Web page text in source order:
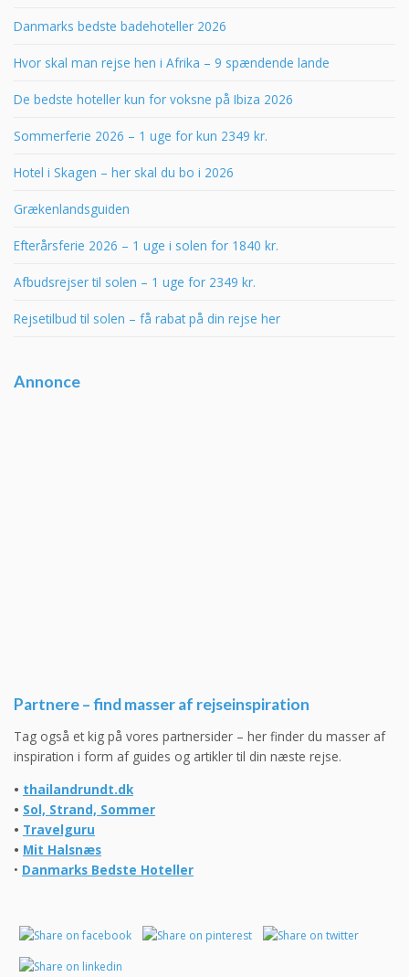
Danmarks bedste badehoteller 2026
Hvor skal man rejse hen i Afrika – 9 spændende lande
De bedste hoteller kun for voksne på Ibiza 2026
Sommerferie 2026 – 1 uge for kun 2349 kr.
Hotel i Skagen – her skal du bo i 2026
Grækenlandsguiden
Efterårsferie 2026 – 1 uge i solen for 1840 kr.
Afbudsrejser til solen – 1 uge for 2349 kr.
Rejsetilbud til solen – få rabat på din rejse her
Annonce
Partnere – find masser af rejseinspiration
Tag også et kig på vores partnersider – her finder du masser af
inspiration i form af guides og artikler til din næste rejse.
• thailandrundt.dk
• Sol, Strand, Sommer
• Travelguru
• Mit Halsnæs
• Danmarks Bedste Hoteller